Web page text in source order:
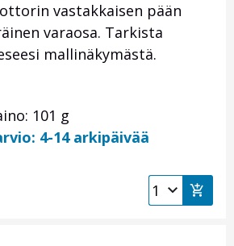
vastakkaisen pään
varaosa. Tarkista
mallinäkymästä.
101 g
4-14 arkipäivää